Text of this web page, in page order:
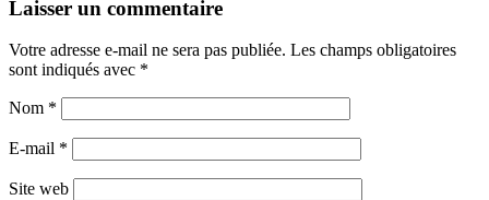
Laisser un commentaire
Votre adresse e-mail ne sera pas publiée. Les champs obligatoires
sont indiqués avec *
Nom *
E-mail *
Site web